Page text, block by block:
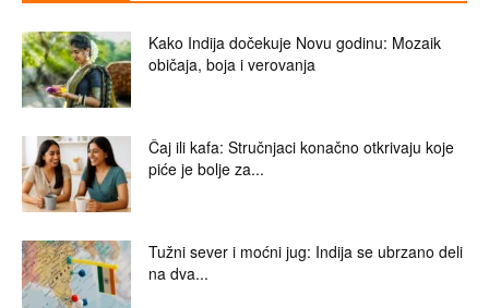
Kako Indija dočekuje Novu godinu: Mozaik
običaja, boja i verovanja
Čaj ili kafa: Stručnjaci konačno otkrivaju koje
piće je bolje za...
Tužni sever i moćni jug: Indija se ubrzano deli
na dva...